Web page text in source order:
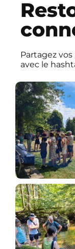
Partagez
avec le